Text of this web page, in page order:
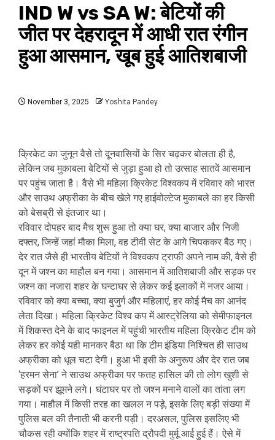
IND W vs SA W: बेटियों की
जीत पर देहरादून में आधी रात रंगीन
हुआ आसमान, खूब हुई आतिशबाजी
November 3, 2025 Yoshita Pandey
क्रिकेट का जुनून वैसे तो दूनवासियों के सिर चढ़कर बोलता ही है,
लेकिन जब मुकाबला बेटियों से जुड़ा हुआ हो तो उत्साह सातवें आसमान
पर पहुंच जाता है। वैसे भी महिला क्रिकेट विश्वकप में रविवार को भारत
और साउथ अफ्रीका के बीच खेले गए हाईवोल्टेज मुकाबले का हर किसी
को बेसब्री से इंतजार था।
रविवार दोपहर बाद मैच शुरू हुआ तो क्या घर, क्या बाजार और निजी
दफ्तर, जिन्हें जहां मौका मिला, वह टीवी सेट के आगे चिपककर बैठ गए।
देर रात जैसे ही भारतीय बेटियों ने विश्वकप ट्राफी अपने नाम की, वैसे ही
दून में जश्न का माहौल बन गया। आसमान में आतिशबाजी और सड़क पर
जश्न का नजारा शहर के घन्टाघर से लेकर कई इलाकों में नजर आया।
रविवार को क्या बच्चा, क्या बुजुर्ग और महिलाएं, हर कोई मैच का आनंद
लेता दिखा। महिला क्रिकेट विश्व कप में आस्ट्रेलिया को सेमीफाइनल
में शिकस्त देने के बाद फाइनल में पहुंची भारतीय महिला क्रिकेट टीम को
लेकर हर कोई यही मानकर बैठा था कि टीम इंडिया निश्चित ही साउथ
अफ्रीका को धूल चटा देगी। हुआ भी इसी के अनुरूप और देर रात जब
‘हरमन सेना’ ने साउथ अफ्रीका पर फतह हासिल की तो लोग खुशी से
सड़कों पर झूमने लगे। घंटाघर पर तो जश्न मनाने वालों का तांता लग
गया। माहौल में किसी तरह का खलल न पड़े, इसके लिए बड़ी संख्या में
पुलिस बल की तैनाती भी करनी पड़ी। दरअसल, पुलिस इसलिए भी
चौकस रही क्योंकि शहर में राष्ट्रपति द्रौपदी मुर्मू आई हुई हैं। ऐसे में